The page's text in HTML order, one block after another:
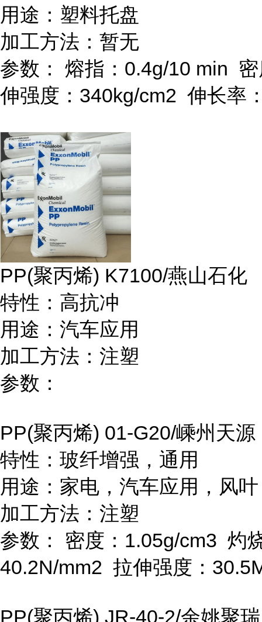
用途：塑料托盘
加工方法：暂无
参数：
熔指： 0.4g/10 min
伸强度： 340kg/cm2 伸长率
PP(聚丙烯) K7100/燕山石化
特性：高抗冲
用途：汽车应用
加工方法：注塑
参数：
PP(聚丙烯) 01-G20/嵊州天源
特性：玻纤增强，通用
用途：家电，汽车应用，风
加工方法：注塑
参数：
密度： 1.05g/cm3 灼
40.2N/mm2 拉伸强度：
PP(聚丙烯) JR-40-2/余姚聚瑞